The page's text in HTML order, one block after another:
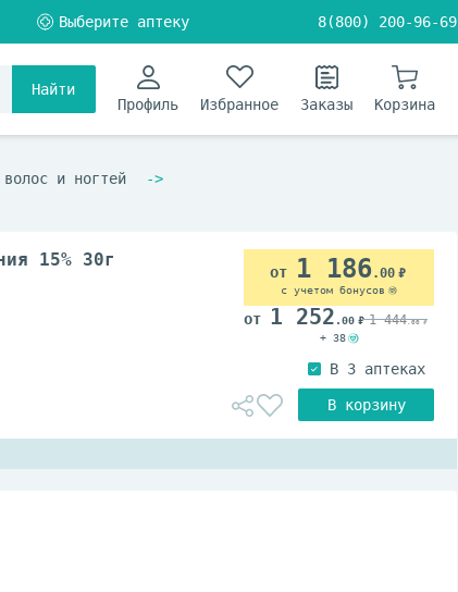
8(800) 200-96-69
Найти
Профиль
Избранное Заказы Корзина
и ногтей
15% 30г 1 186.00
с учетом бонусов
1 252 .00 1 444.00
+ 38